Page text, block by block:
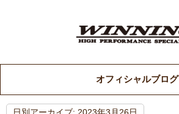
オフィシャルブログ
日別アーカイブ: 2023年3月26日